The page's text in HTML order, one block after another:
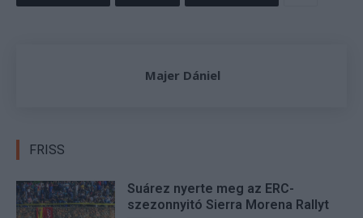
Majer Dániel
FRISS
Suárez nyerte meg az ERC-
szezonnyitó Sierra Morena Rallyt